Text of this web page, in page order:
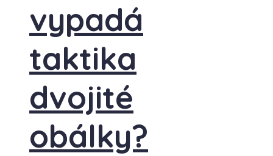
vypadá
taktika
dvojité
obálky?